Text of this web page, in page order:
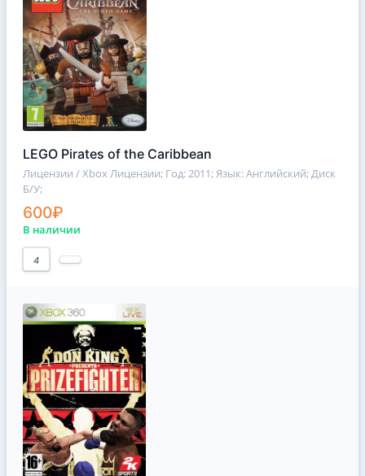
LEGO Pirates of the Caribbean
Лицензии / Xbox Лицензии; Год: 2011; Язык: Английский; Диск
Б/У;
600₽
В наличии
4